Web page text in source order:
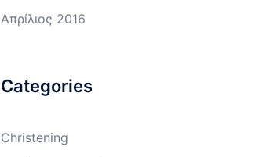
Απρίλιος 2016
Categories
Christening